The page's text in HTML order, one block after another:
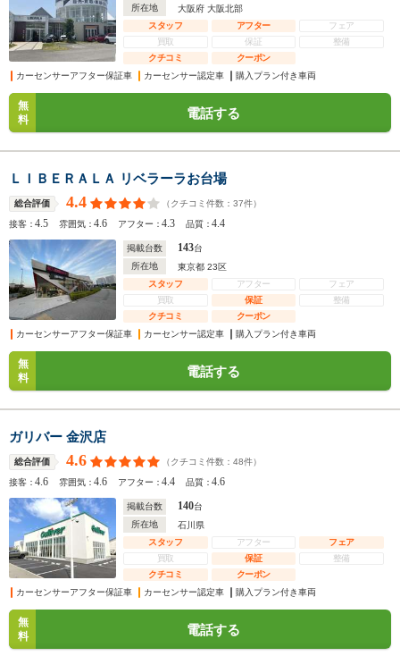
所在地
大阪府 大阪北部
スタッフ
アフター
フェア
買取
保証
整備
クチコミ
クーポン
カーセンサーアフター保証車
カーセンサー認定車 購入プラン付き車両
無
料
電話する
ＬＩＢＥＲＡＬＡ リベラーラお台場
総合評価 4.4 （クチコミ件数： 37件）
接客：4.5 雰囲気：4.6 アフター：4.3 品質：4.4
掲載台数 143台
所在地
東京都 23区
スタッフ
アフター
フェア
買取
保証
整備
クチコミ
クーポン
カーセンサーアフター保証車
カーセンサー認定車 購入プラン付き車両
無
料
電話する
ガリバー 金沢店
総合評価 4.6 （クチコミ件数： 48件）
接客：4.6 雰囲気：4.6 アフター：4.4 品質：4.6
掲載台数 140台
所在地
石川県
スタッフ
アフター
フェア
買取
保証
整備
クチコミ
クーポン
カーセンサーアフター保証車
カーセンサー認定車 購入プラン付き車両
無
料
電話する